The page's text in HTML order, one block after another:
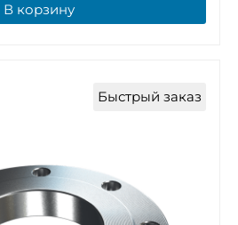
В корзину
Быстрый заказ